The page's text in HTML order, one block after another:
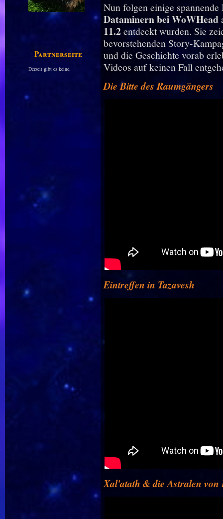
Partnerseiten
Derzeit gibt es keine.
Nun folgen einige
Dataminern bei WoWHead
11.2entdeckt wurden. Sie
bevorstehenden Story-
und die Geschichte vorab
Videos auf keinen Fall
Die Bitte des Raumgängers
Eintreffen in Tazavesh
Xal'atath & die Astralen von